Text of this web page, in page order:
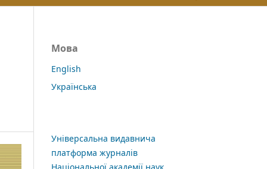
Мова
English
Українська
Універсальна видавнича
платформа журналів